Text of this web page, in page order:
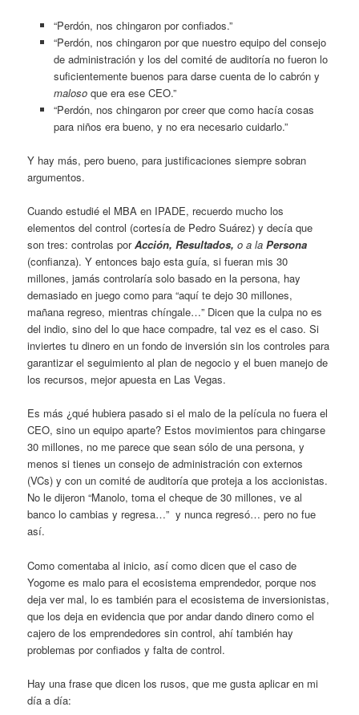
“Perdón, nos chingaron por confiados.”
“Perdón, nos chingaron por que nuestro equipo del consejo
de administración y los del comité de auditoría no fueron lo
suficientemente buenos para darse cuenta de lo cabrón y
malosoque era ese CEO.”
“Perdón, nos chingaron por creer que como hacía cosas
para niños era bueno, y no era necesario cuidarlo.”
Y hay más, pero bueno, para justificaciones siempre sobran
argumentos.
Cuando estudié el MBA en IPADE, recuerdo mucho los
elementos del control (cortesía de Pedro Suárez) y decía que
son tres: controlas porAcción, Resultados,o a la Persona
(confianza). Y entonces bajo esta guía, si fueran mis 30
millones, jamás controlaría solo basado en la persona, hay
demasiado en juego como para “aquí te dejo 30 millones,
mañana regreso, mientras chíngale…” Dicen que la culpa no es
del indio, sino del lo que hace compadre, tal vez es el caso. Si
inviertes tu dinero en un fondo de inversión sin los controles para
garantizar el seguimiento al plan de negocio y el buen manejo de
los recursos, mejor apuesta en Las Vegas.
Es más ¿qué hubiera pasado si el malo de la película no fuera el
CEO, sino un equipo aparte? Estos movimientos para chingarse
30 millones, no me parece que sean sólo de una persona, y
menos si tienes un consejo de administración con externos
(VCs) y con un comité de auditoría que proteja a los accionistas.
No le dijeron “Manolo, toma el cheque de 30 millones, ve al
banco lo cambias y regresa…” y nunca regresó… pero no fue
así.
Como comentaba al inicio, así como dicen que el caso de
Yogome es malo para el ecosistema emprendedor, porque nos
deja ver mal, lo es también para el ecosistema de inversionistas,
que los deja en evidencia que por andar dando dinero como el
cajero de los emprendedores sin control, ahí también hay
problemas por confiados y falta de control.
Hay una frase que dicen los rusos, que me gusta aplicar en mi
día a día: